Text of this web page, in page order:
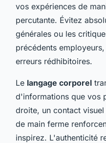
vos expériences de
percutante. Évitez
générales ou les
précédents
erreurs rédhibitoires.
Le langage corporel
d'informations que vos
droite, un contact
de main ferme
inspirez. L'authenticité